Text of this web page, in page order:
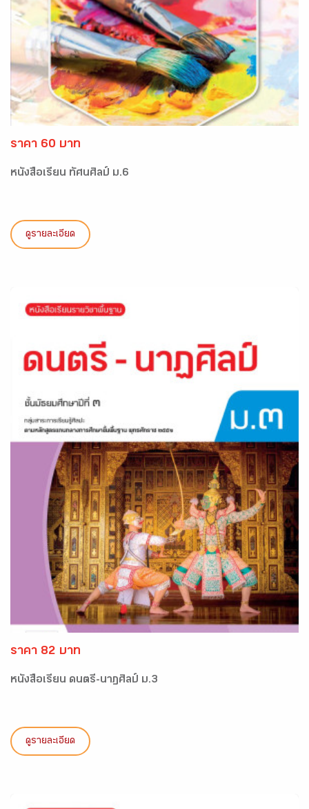
ราคา 60 บาท
หนังสือเรียน ทัศนศิลป์ ม.6
ดูรายละเอียด
ราคา 82 บาท
หนังสือเรียน ดนตรี-นาฏศิลป์ ม.3
ดูรายละเอียด